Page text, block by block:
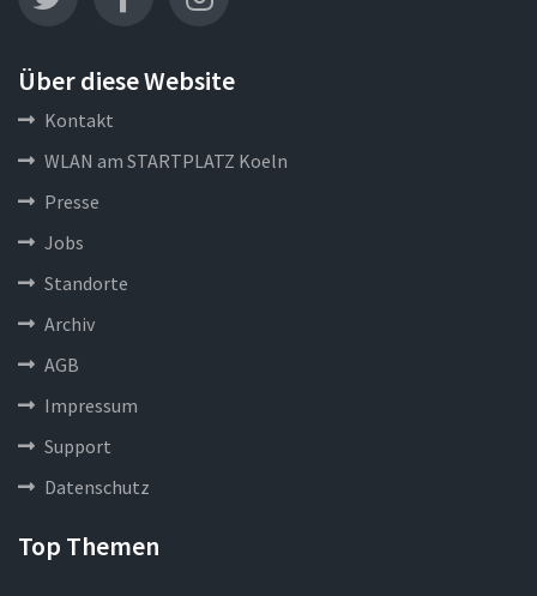
Über diese Website
Kontakt
WLAN am STARTPLATZ Koeln
Presse
Jobs
Standorte
Archiv
AGB
Impressum
Support
Datenschutz
Top Themen